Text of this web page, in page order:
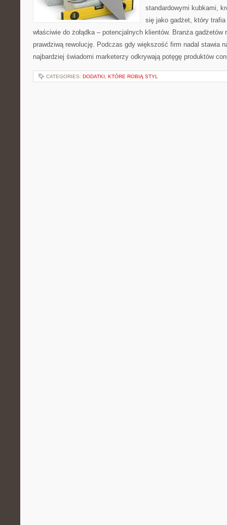
standardowymi kubkami,
się jako gadżet, który
właściwie do żołądka – potencjalnych klientów. Branża
prawdziwą rewolucję. Podczas gdy większość firm nadal stawia
najbardziej świadomi marketerzy odkrywają potęgę produktów
CATEGORIES: DODATKI, KTÓRE ROBIĄ STYL